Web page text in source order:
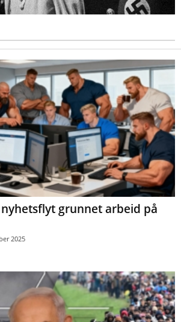
grunnet arbeid på
2025